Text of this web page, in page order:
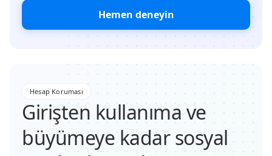
Hemen deneyin
Hesap Koruması
Girişten kullanıma ve
büyümeye kadar sosyal